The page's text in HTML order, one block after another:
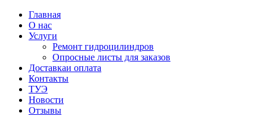
Главная
О нас
Услуги
Ремонт гидроцилиндров
Опросные листы для заказов
Доставкаи оплата
Контакты
ТУЭ
Новости
Отзывы